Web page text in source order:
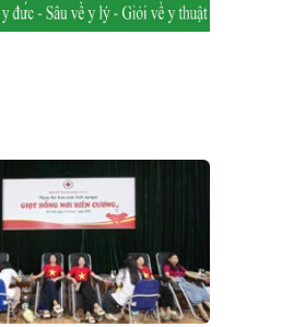
Xã Phúc Khánh
Xã Mường Bo
Xã Tả Van
Xã Cốc Lầu